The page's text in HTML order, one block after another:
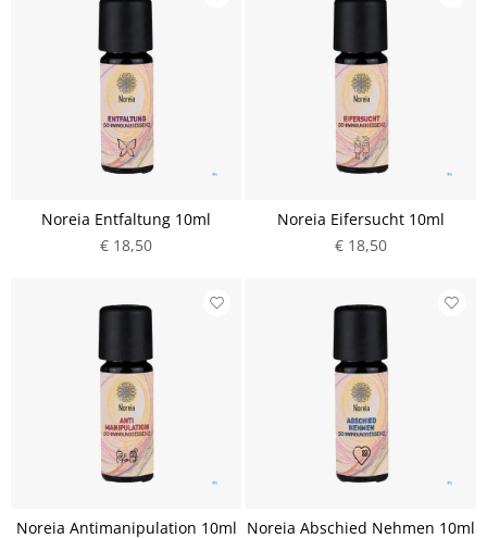
Noreia Entfaltung 10ml
€ 18,50
Noreia Eifersucht 10ml
€ 18,50
Noreia Antimanipulation 10ml Noreia Abschied Nehmen 10ml